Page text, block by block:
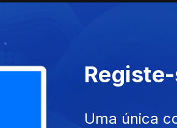
a Primeira Medida para a
da Justiça da Universidade
Uma única